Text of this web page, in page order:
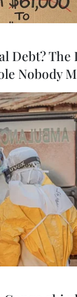
bà con nhân
nhân vụ chìm
Nhiệm/TTXVN)
Debt? The
Nobody